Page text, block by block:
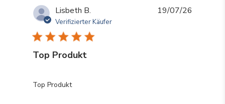
Lisbeth B.
Verifizierter Käufer
Top Produkt
Top Produkt
read more about review content
19/07/26